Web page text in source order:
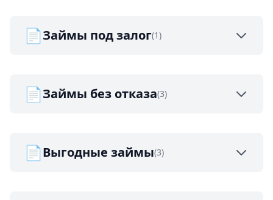
📄Займы под залог(1)
📄Займы без отказа(3)
📄Выгодные займы(3)